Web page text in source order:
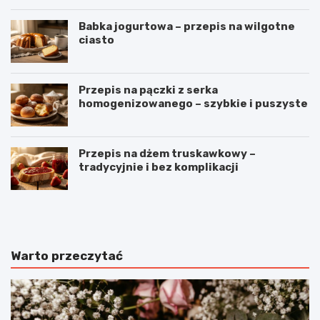
Babka jogurtowa – przepis na wilgotne
ciasto
Przepis na pączki z serka
homogenizowanego – szybkie i puszyste
Przepis na dżem truskawkowy –
tradycyjnie i bez komplikacji
B
z
k
i
m
l
O
z
p
o
m
i
Warto przeczytać